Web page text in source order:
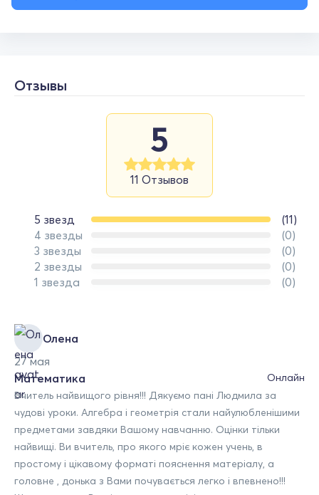
Отзывы
5
11 Отзывов
5 звезд
(11)
4 звезды
(0)
3 звезды
(0)
2 звезды
(0)
1 звезда
(0)
Олена
27 мая
Онлайн
Математика
Вчитель найвищого рівня!!! Дякуємо пані Людмила за
чудові уроки. Алгебра і геометрія стали найулюбленішими
предметами завдяки Вашому навчанню. Оцінки тільки
найвищі. Ви вчитель, про якого мріє кожен учень, в
простому і цікавому форматі пояснення матеріалу, а
головне , донька з Вами почувається легко і впевнено!!!